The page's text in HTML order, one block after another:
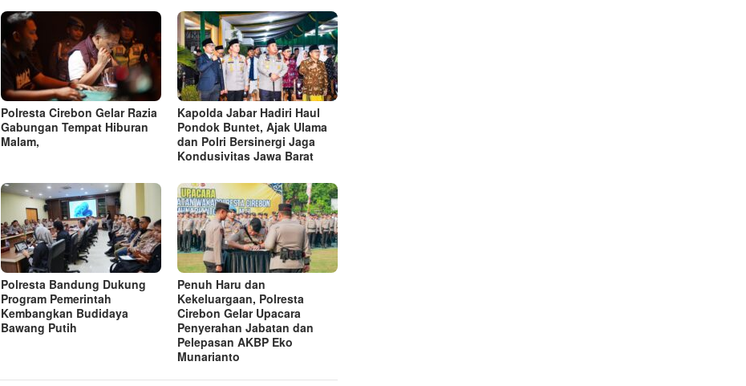
Polresta Cirebon Gelar Razia
Gabungan Tempat Hiburan
Malam,
Kapolda Jabar Hadiri Haul
Pondok Buntet, Ajak Ulama
dan Polri Bersinergi Jaga
Kondusivitas Jawa Barat
Polresta Bandung Dukung
Program Pemerintah
Kembangkan Budidaya
Bawang Putih
Penuh Haru dan
Kekeluargaan, Polresta
Cirebon Gelar Upacara
Penyerahan Jabatan dan
Pelepasan AKBP Eko
Munarianto